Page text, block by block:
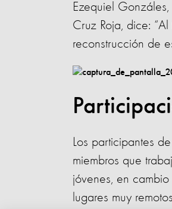
Ezequiel
Cruz Roja, dice:
reconstrucción de
Los participantes
miembros que
jóvenes, en
lugares muy